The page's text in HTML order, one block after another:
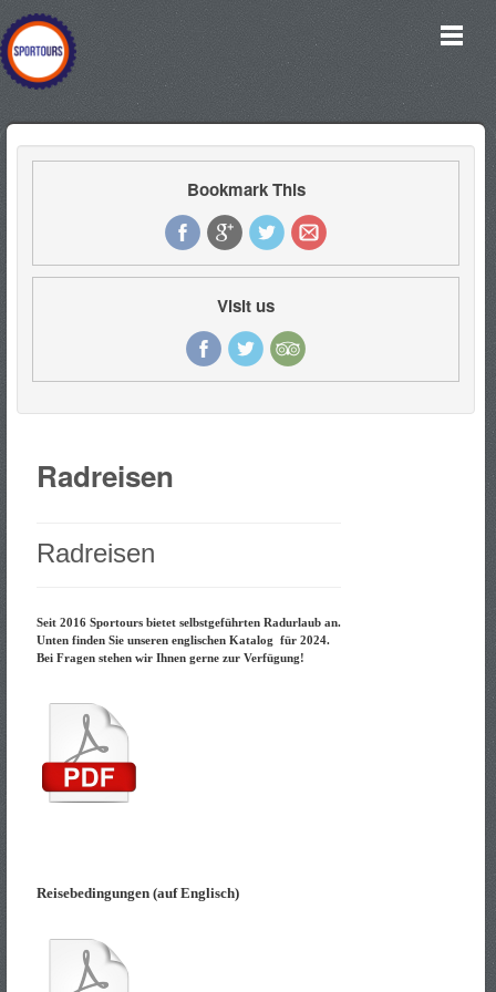
Bookmark This
Visit us
Radreisen
Radreisen
Seit 2016 Sportours bietet selbstgeführten Radurlaub an.
Unten finden Sie unseren englischen Katalog für 2024.
Bei Fragen stehen wir Ihnen gerne zur Verfügung!
Reisebedingungen (auf Englisch)